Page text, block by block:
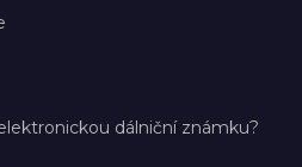
dálniční známku?